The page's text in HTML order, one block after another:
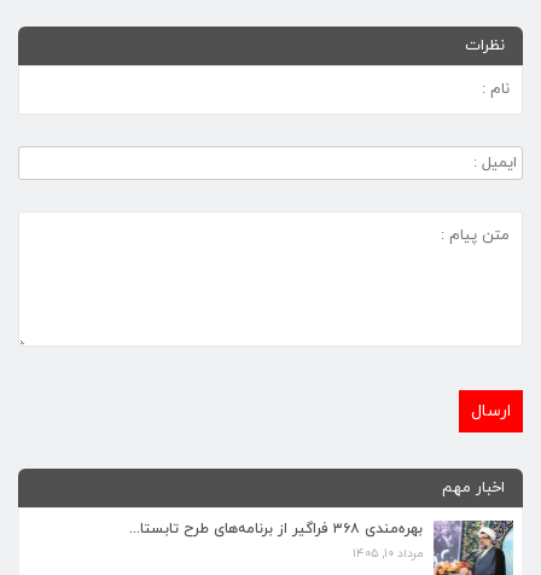
نظرات
اخبار مهم
بهره‌مندی ۳۶۸ فراگیر از برنامه‌های طرح تابستا...
مرداد ۱۰, ۱۴۰۵
برنامه‌های فرهنگی زیارتگاه شهید آیت‌الله مدرس...